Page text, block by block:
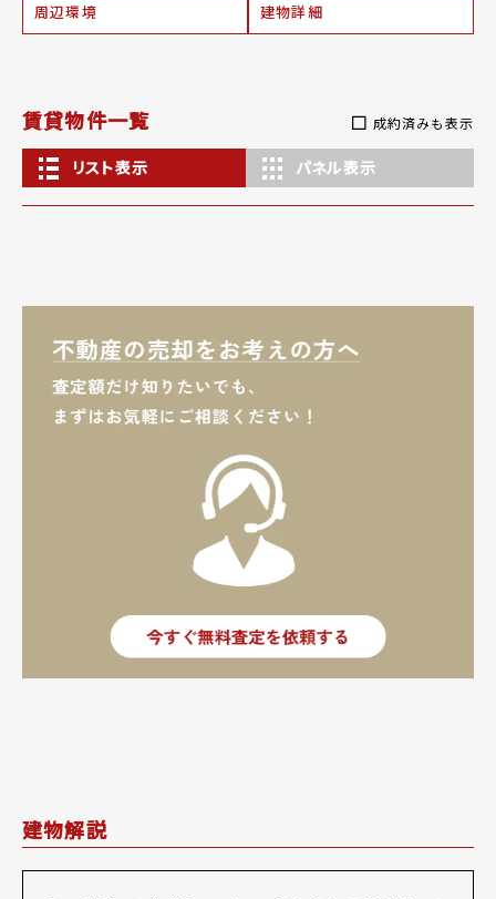
周辺環境 建物詳細
賃貸物件一覧 成約済みも表示
リスト表示 パネル表示
建物解説